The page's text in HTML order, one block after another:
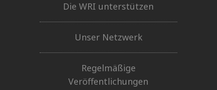
Die WRI unterstützen
Unser Netzwerk
Regelmäßige
Veröffentlichungen